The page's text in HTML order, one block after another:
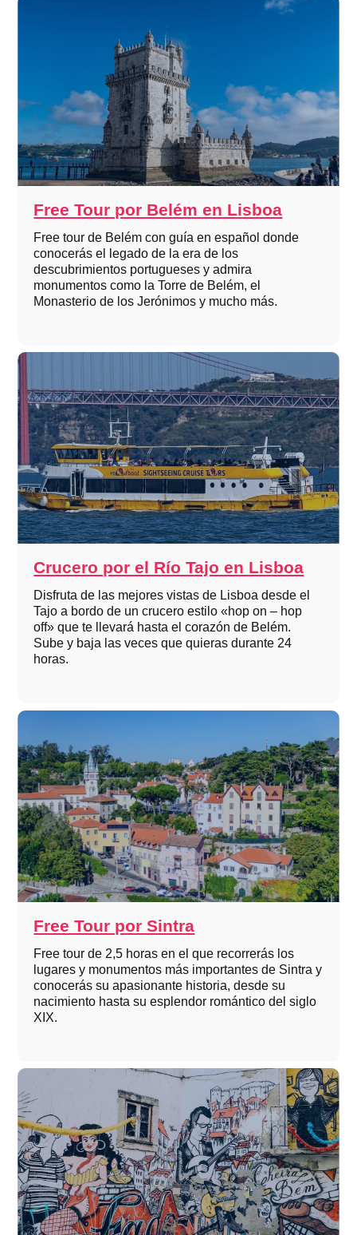
Free Tour por Belém en Lisboa
Free tour de Belém con guía en español donde
conocerás el legado de la era de los
descubrimientos portugueses y admira
monumentos como la Torre de Belém, el
Monasterio de los Jerónimos y mucho más.
Crucero por el Río Tajo en Lisboa
Disfruta de las mejores vistas de Lisboa desde el
Tajo a bordo de un crucero estilo «hop on – hop
off» que te llevará hasta el corazón de Belém.
Sube y baja las veces que quieras durante 24
horas.
Free Tour por Sintra
Free tour de 2,5 horas en el que recorrerás los
lugares y monumentos más importantes de Sintra y
conocerás su apasionante historia, desde su
nacimiento hasta su esplendor romántico del siglo
XIX.